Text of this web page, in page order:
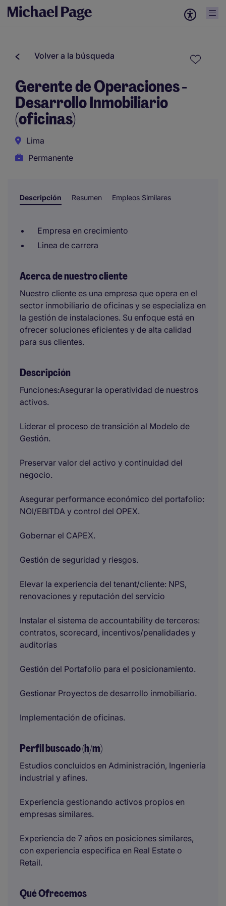
Volver a la búsqueda
Gerente de Operaciones -
Desarrollo Inmobiliario
(oficinas)
Lima
Permanente
Descripción Resumen Empleos Similares
Empresa en crecimiento
Linea de carrera
Acerca de nuestro cliente
Nuestro cliente es una empresa que opera en el
sector inmobiliario de oficinas y se especializa en
la gestión de instalaciones. Su enfoque está en
ofrecer soluciones eficientes y de alta calidad
para sus clientes.
Descripción
Funciones:Asegurar la operatividad de nuestros
activos.
Liderar el proceso de transición al Modelo de
Gestión.
Preservar valor del activo y continuidad del
negocio.
Asegurar performance económico del portafolio:
NOI/EBITDA y control del OPEX.
Gobernar el CAPEX.
Gestión de seguridad y riesgos.
Elevar la experiencia del tenant/cliente: NPS,
renovaciones y reputación del servicio
Instalar el sistema de accountability de terceros:
contratos, scorecard, incentivos/penalidades y
auditorías
Gestión del Portafolio para el posicionamiento.
Gestionar Proyectos de desarrollo inmobiliario.
Implementación de oficinas.
Perfil buscado (h/m)
Estudios concluidos en Administración, Ingeniería
industrial y afines.
Experiencia gestionando activos propios en
empresas similares.
Experiencia de 7 años en posiciones similares,
con experiencia especifica en Real Estate o
Retail.
Qué Ofrecemos